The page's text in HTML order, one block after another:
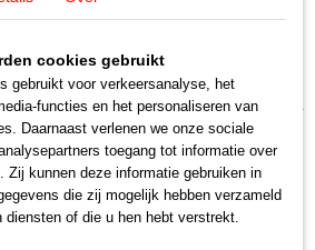
cookies gebruikt
gebruikt voor verkeersanalyse, het
functies en het personaliseren van
Daarnaast verlenen we onze sociale
toegang tot informatie over
Zij kunnen deze informatie gebruiken in
die zij mogelijk hebben verzameld
diensten of die u hen hebt verstrekt.